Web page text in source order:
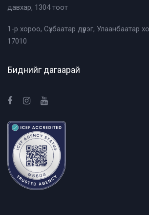
давхар, 1304 тоот
1-р хороо, Сүхбаатар дүүрэг, Улаанбаатар
17010
Биднийг дагаарай